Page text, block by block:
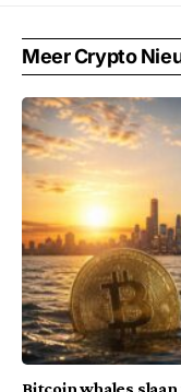
Meer Crypto
Bitcoin whales